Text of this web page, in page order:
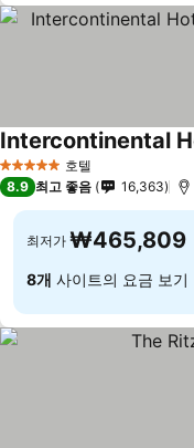
5 성급 호텔
8.9 최고 좋음 16,363
최저가 ₩465,809
8개 사이트의 요금 보기